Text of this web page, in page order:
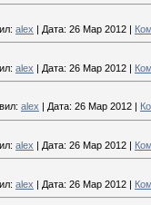
alex | Дата: 26 Мар 2012 |
alex | Дата: 26 Мар 2012 |
alex Дата: 26 Мар 2012
alex | Дата: 26 Мар 2012 |
alex | Дата: 26 Мар 2012 |